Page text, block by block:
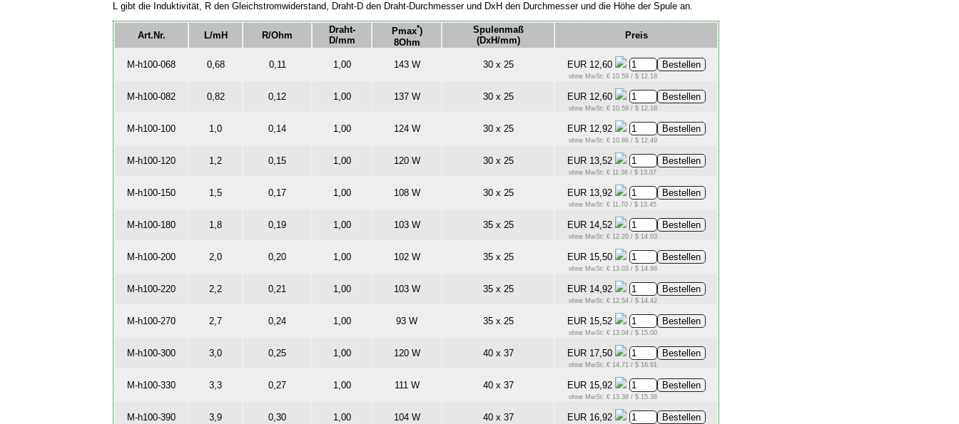
L gibt die Induktivität, R den Gleichstromwiderstand, Draht-D den Draht-Durchmesser und DxH den Durchmesser und die Höhe der Spule an.
Art.Nr. L/mH R/Ohm
Draht-
D/mm
Pmax*)
8Ohm
Spulenmaß
(DxH/mm)
Preis
M-h100-068 0,68 0,11 1,00 143 W 30 x 25 EUR 12,60
ohne MwSt: € 10.59 / $ 12.18
M-h100-082 0,82 0,12 1,00 137 W 30 x 25 EUR 12,60
ohne MwSt: € 10.59 / $ 12.18
M-h100-100 1,0 0,14 1,00 124 W 30 x 25 EUR 12,92
ohne MwSt: € 10.86 / $ 12.49
M-h100-120 1,2 0,15 1,00 120 W 30 x 25 EUR 13,52
ohne MwSt: € 11.36 / $ 13.07
M-h100-150 1,5 0,17 1,00 108 W 30 x 25 EUR 13,92
ohne MwSt: € 11.70 / $ 13.45
M-h100-180 1,8 0,19 1,00 103 W 35 x 25 EUR 14,52
ohne MwSt: € 12.20 / $ 14.03
M-h100-200 2,0 0,20 1,00 102 W 35 x 25 EUR 15,50
ohne MwSt: € 13.03 / $ 14.98
M-h100-220 2,2 0,21 1,00 103 W 35 x 25 EUR 14,92
ohne MwSt: € 12.54 / $ 14.42
M-h100-270 2,7 0,24 1,00 93 W 35 x 25 EUR 15,52
ohne MwSt: € 13.04 / $ 15.00
M-h100-300 3,0 0,25 1,00 120 W 40 x 37 EUR 17,50
ohne MwSt: € 14.71 / $ 16.91
M-h100-330 3,3 0,27 1,00 111 W 40 x 37 EUR 15,92
ohne MwSt: € 13.38 / $ 15.38
M-h100-390 3,9 0,30 1,00 104 W 40 x 37 EUR 16,92